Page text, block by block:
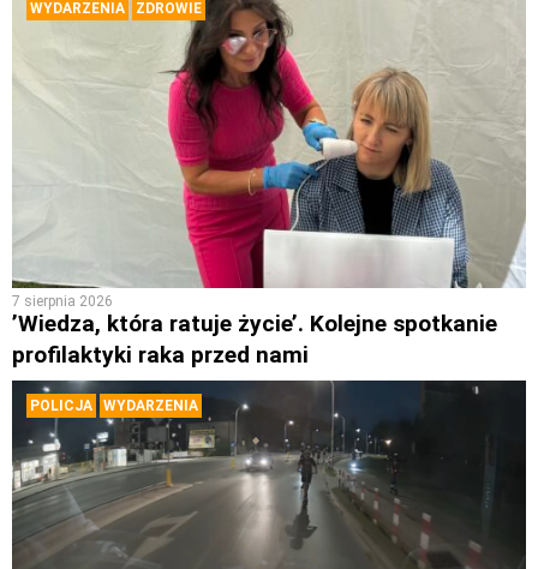
WYDARZENIA ZDROWIE
7 sierpnia 2026
’Wiedza, która ratuje życie’. Kolejne spotkanie
profilaktyki raka przed nami
POLICJA WYDARZENIA